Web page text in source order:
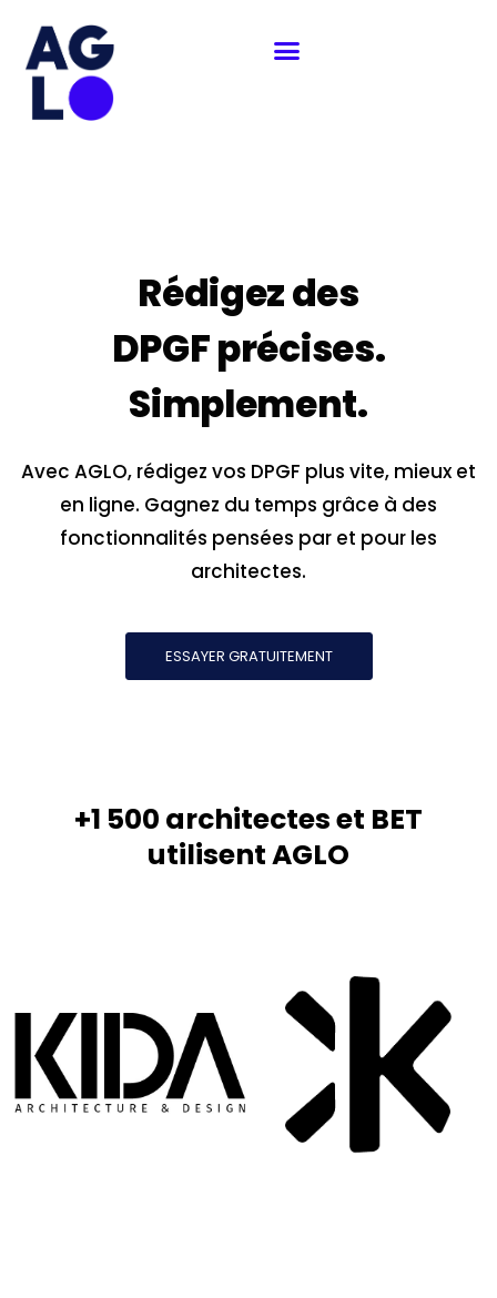
contenu
Rédigez des
DPGF précises.
Simplement.
Avec AGLO, rédigez vos DPGF plus vite, mieux et
en ligne. Gagnez du temps grâce à des
fonctionnalités pensées par et pour les
architectes.
ESSAYER GRATUITEMENT
+1 500 architectes et BET
utilisent AGLO